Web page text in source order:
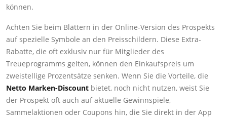
können.
Achten Sie beim Blättern in der Online-Version des Prospekts
auf spezielle Symbole an den Preisschildern. Diese Extra-
Rabatte, die oft exklusiv nur für Mitglieder des
Treueprogramms gelten, können den Einkaufspreis um
zweistellige Prozentsätze senken. Wenn Sie die Vorteile, die
Netto Marken-Discount bietet, noch nicht nutzen, weist Sie
der Prospekt oft auch auf aktuelle Gewinnspiele,
Sammelaktionen oder Coupons hin, die Sie direkt in der App